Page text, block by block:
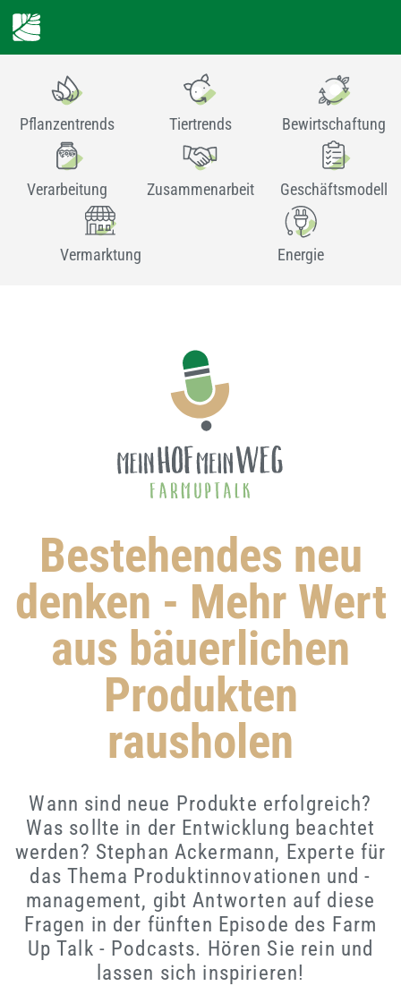
Pflanzentrends Tiertrends Bewirtschaftung
Verarbeitung Zusammenarbeit Geschäftsmodell
Vermarktung Energie
Bestehendes neu
denken - Mehr Wert
aus bäuerlichen
Produkten
rausholen
Wann sind neue Produkte erfolgreich?
Was sollte in der Entwicklung beachtet
werden? Stephan Ackermann, Experte für
das Thema Produktinnovationen und -
management, gibt Antworten auf diese
Fragen in der fünften Episode des Farm
Up Talk - Podcasts. Hören Sie rein und
lassen sich inspirieren!